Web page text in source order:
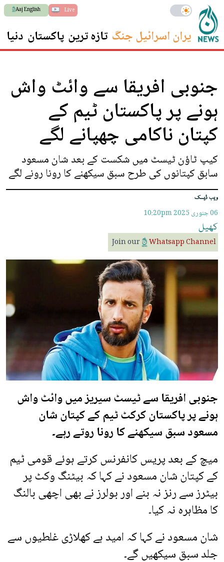
Live
Aaj English
ایران اسرائیل جنگ تازہ ترین پاکستان دنیا
جنوبی افریقا سے وائٹ واش
ہونے پر پاکستان ٹیم کے
کپتان ناکامی چھپانے لگے
کیپ ٹاؤن ٹیسٹ میں شکست کے بعد شان مسعود
سابق کپتانوں کی طرح سبق سیکھنے کا رونا رونے لگے
ویب ڈیسک
06 جنوری 2025 10:20pm
کھیل
Join our Whatsapp Channel
جنوبی افریقا سے ٹیسٹ سیریز میں وائٹ واش
ہونے پر پاکستان کرکٹ ٹیم کے کپتان شان
مسعود سبق سیکھنے کا رونا روتے رہے۔
میچ کے بعد پریس کانفرنس کرتے ہوئے قومی ٹیم
کے کپتان شان مسعود نے کہا کہ بیٹنگ وکٹ پر
بیٹرز سے رنز نہ بنے اور بولرز نے بھی اچھی بالنگ
کا مظاہرہ نہ کیا۔
شان مسعود نے کہا کہ امید ہے کھلاڑی غلطیوں سے
جلد سبق سیکھیں گے۔